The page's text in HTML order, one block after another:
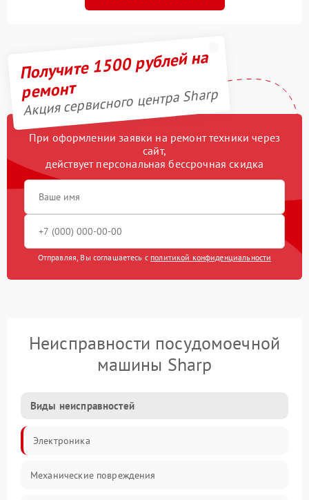
Получите 1500 рублей на
ремонт
Акция сервисного центра Sharp
При оформлении заявки на ремонт техники через
сайт,
действует персональная бессрочная скидка
Отправляя, Вы соглашаетесь с политикой конфиденциальности
Неисправности посудомоечной
машины Sharp
Виды неисправностей
Электроника
Механические повреждения